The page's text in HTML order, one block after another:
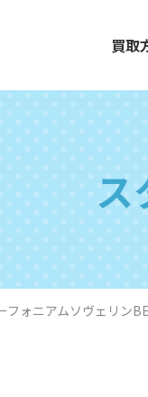
買取
ス
フォニアムソヴェリン